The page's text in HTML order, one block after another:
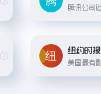
纽约时报